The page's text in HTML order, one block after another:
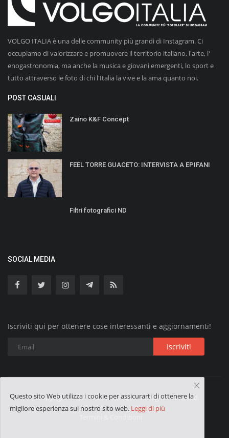
VOLGO ITALIA è una delle community più grandi di Instagram. Ci
occupiamo di valorizzare e promuovere il territorio italiano, l'arte, l'
enogastronomia, ma anche la musica e giovani emergenti, lo sport e
tutto attraverso le foto di chi l'Italia la vive e la ama quanto noi.
POST CASUALI
Zaino K&F Concept
FEEL TORRE GUACETO: INTERVISTA A EPIFANI
Filtri fotografici ND
SOCIAL MEDIA
Iscriviti qui per ottenere cose interessanti e aggiornamenti!
Iscriviti
Copyright © 2019 VOLGO ITALIA - All Rights Reserved.
Questo sito Web utilizza i cookie per assicurarti di ottenere la
migliore esperienza sul nostro sito web. Leggi di più